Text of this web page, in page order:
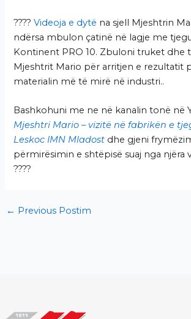
????Videoja e dytë na sjell Mjeshtrin
ndërsa mbulon çatinë në lagje me
Kontinent PRO 10. Zbuloni truket dhe
Mjeshtrit Mario për arritjen e rezultatit
materialin më të mirë në industri..
Bashkohuni me ne në kanalin tonë në
Mjeshtri Mario – vizitë në fabrikën e
Leskoc IMN Mladost dhe gjeni
përmirësimin e shtëpisë suaj nga njëra
????
← Previous Postim